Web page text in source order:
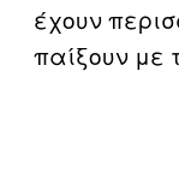
έχουν
παίξουν με